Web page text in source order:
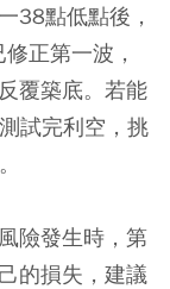
38點低點後，
正第一波，
覆築底。若能
試完利空，挑
險發生時，第
的損失，建議